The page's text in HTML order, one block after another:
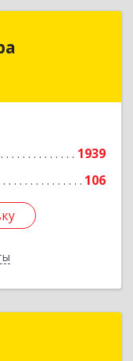
1939
106
Самара
г, Дачная ул,